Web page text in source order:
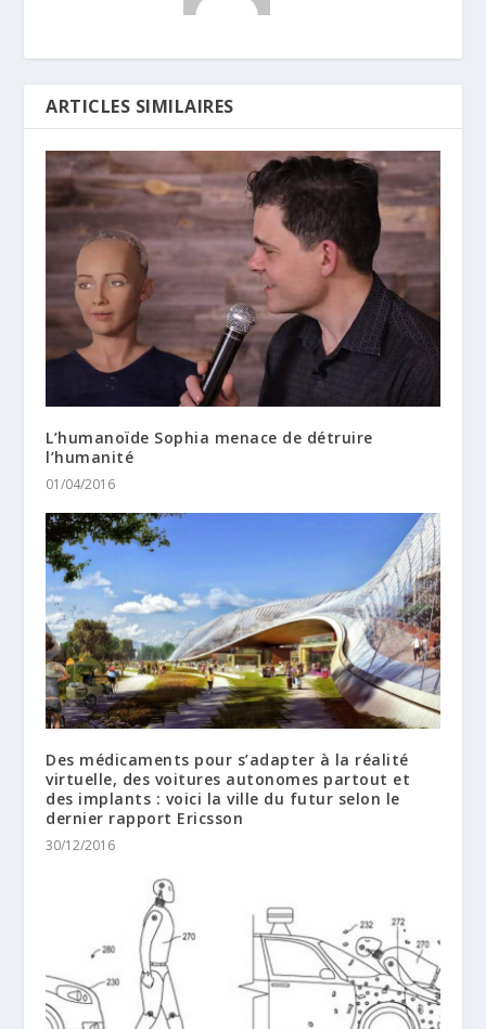
ARTICLES SIMILAIRES
L’humanoïde Sophia menace de détruire
l’humanité
01/04/2016
Des médicaments pour s’adapter à la réalité
virtuelle, des voitures autonomes partout et
des implants : voici la ville du futur selon le
dernier rapport Ericsson
30/12/2016